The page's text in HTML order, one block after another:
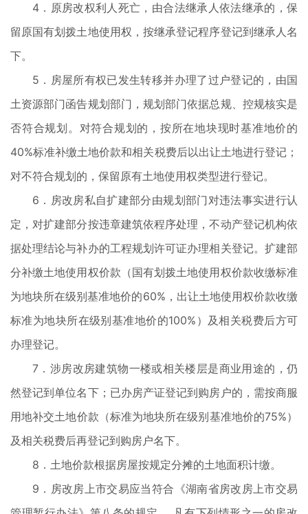
4．原房改权利人死亡，由合法继承人依法继承的，保
留原国有划拨土地使用权，按继承登记程序登记到继承人名
下。
5．房屋所有权已发生转移并办理了过户登记的，由国
土资源部门函告规划部门，规划部门依据总规、控规核实是
否符合规划。对符合规划的，按所在地块现时基准地价的
40%标准补缴土地价款和相关税费后以出让土地进行登记；
对不符合规划的，保留原有土地使用权类型进行登记。
6．房改房私自扩建部分由规划部门对违法事实进行认
定，对扩建部分按违章建筑依程序处理，不动产登记机构依
据处理结论与补办的工程规划许可证办理相关登记。扩建部
分补缴土地使用权价款（国有划拨土地使用权价款收缴标准
为地块所在级别基准地价的60%，出让土地使用权价款收缴
标准为地块所在级别基准地价的100%）及相关税费后方可
办理登记。
7．涉房改房建筑物一楼或相关楼层是商业用途的，仍
然登记到单位名下；已办房产证登记到购房户的，需按商服
用地补交土地价款（标准为地块所在级别基准地价的75%）
及相关税费后再登记到购房户名下。
8．土地价款根据房屋按规定分摊的土地面积计缴。
9．房改房上市交易应当符合《湖南省房改房上市交易